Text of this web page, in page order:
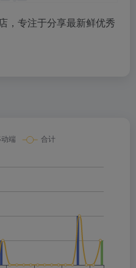
，专注于分享最新鲜优秀